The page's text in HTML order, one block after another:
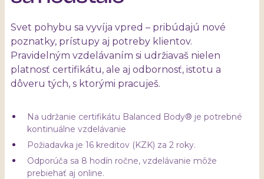
Svet pohybu sa vyvíja vpred – pribúdajú nové
poznatky, prístupy aj potreby klientov.
Pravidelným vzdelávaním si udržiavaš nielen
platnosť certifikátu, ale aj odbornosť, istotu a
dôveru tých, s ktorými pracuješ.
Na udržanie certifikátu Balanced Body® je potrebné
kontinuálne vzdelávanie
Požiadavka je 16 kreditov (KZK) za 2 roky.
Odporúča sa 8 hodín ročne, vzdelávanie môže
prebiehať aj online.